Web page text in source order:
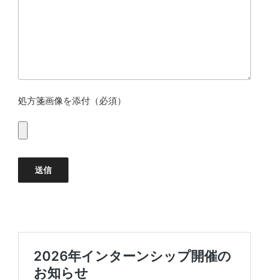
処方箋画像を添付（必須）